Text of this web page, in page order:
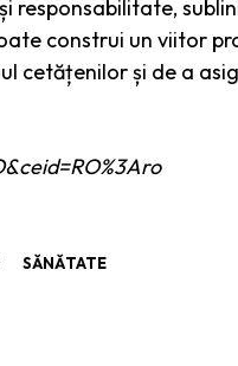
construi un viitor
cetățenilor și de a
SĂNĂTATE